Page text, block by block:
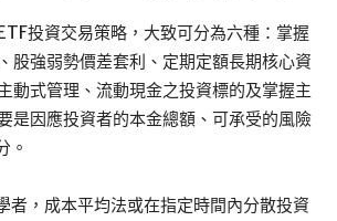
投資交易策略，大致可分為六種：掌握
股強弱勢價差套利、定期定額長期核心資
動式管理、流動現金之投資標的及掌握主
是因應投資者的本金總額、可承受的風險
。
者，成本平均法或在指定時間內分散投資